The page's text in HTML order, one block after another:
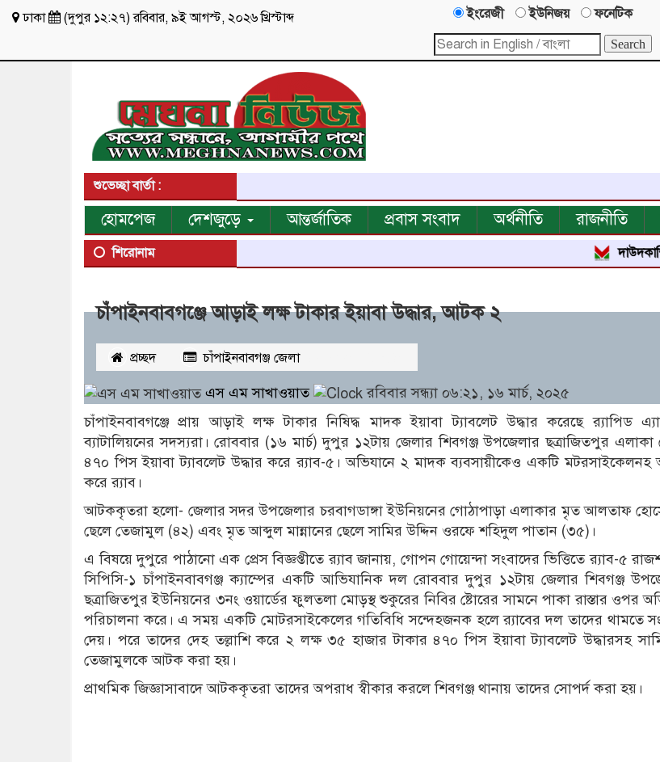
ঢাকা (দুপুর ১২:২৭)রবিবার, ৯ই আগস্ট, ২০২৬ খ্রিস্টাব্দ ইংরেজী ইউনিজয় ফনেটিক
শুভেচ্ছা বার্তা :
হোমপেজ দেশজুড়ে আন্তর্জাতিক প্রবাস সংবাদ অর্থনীতি রাজনীতি
শিরোনাম দাউদকান্দিতে
চাঁপাইনবাবগঞ্জে আড়াই লক্ষ টাকার ইয়াবা উদ্ধার, আটক ২
প্রচ্ছদ চাঁপাইনবাবগঞ্জ জেলা
এস এম সাখাওয়াত
রবিবার সন্ধ্যা ০৬:২১, ১৬ মার্চ, ২০২৫
চাঁপাইনবাবগঞ্জে প্রায় আড়াই লক্ষ টাকার নিষিদ্ধ মাদক ইয়াবা ট্যাবলেট উদ্ধার করেছে র‌্যাপিড
ব্যাটালিয়নের সদস্যরা। রোববার (১৬ মার্চ) দুপুর ১২টায় জেলার শিবগঞ্জ উপজেলার ছত্রাজিতপুর এলাকা
৪৭০ পিস ইয়াবা ট্যাবলেট উদ্ধার করে র‌্যাব-৫। অভিযানে ২ মাদক ব্যবসায়ীকেও একটি
করে র‌্যাব।
আটককৃতরা হলো- জেলার সদর উপজেলার চরবাগডাঙ্গা ইউনিয়নের গোঠাপাড়া এলাকার মৃত আলতাফ
ছেলে তেজামুল (৪২) এবং মৃত আব্দুল মান্নানের ছেলে সামির উদ্দিন ওরফে শহিদুল পাতান (৩৫)।
এ বিষয়ে দুপুরে পাঠানো এক প্রেস বিজ্ঞপ্তীতে র‌্যাব জানায়, গোপন গোয়েন্দা সংবাদের ভিত্তিতে র‌্যাব-৫
সিপিসি-১ চাঁপাইনবাবগঞ্জ ক্যাম্পের একটি আভিযানিক দল রোববার দুপুর ১২টায় জেলার শিবগঞ্জ
ছত্রাজিতপুর ইউনিয়নের ৩নং ওয়ার্ডের ফুলতলা মোড়স্থ শুকুরের নিবির ষ্টোরের সামনে পাকা রাস্তার ওপর
পরিচালনা করে। এ সময় একটি মোটরসাইকেলের গতিবিধি সন্দেহজনক হলে র‌্যাবের দল তাদের থামতে
দেয়। পরে তাদের দেহ তল্লাশি করে ২ লক্ষ ৩৫ হাজার টাকার ৪৭০ পিস ইয়াবা ট্যাবলেট উদ্ধারসহ
তেজামুলকে আটক করা হয়।
প্রাথমিক জিজ্ঞাসাবাদে আটককৃতরা তাদের অপরাধ স্বীকার করলে শিবগঞ্জ থানায় তাদের সোপর্দ করা হয়।